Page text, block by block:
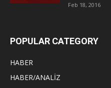
Feb 18, 2016
POPULAR CATEGORY
HABER
HABER/ANALİZ